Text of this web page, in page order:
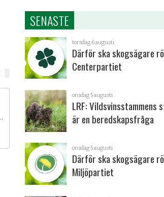
SENASTE
torsdag 6 augusti
Därför ska skogsägare
Centerpartiet
onsdag 5 augusti
LRF: Vildsvinsstammens
är en beredskapsfråga
onsdag 5 augusti
Därför ska skogsägare
Miljöpartiet